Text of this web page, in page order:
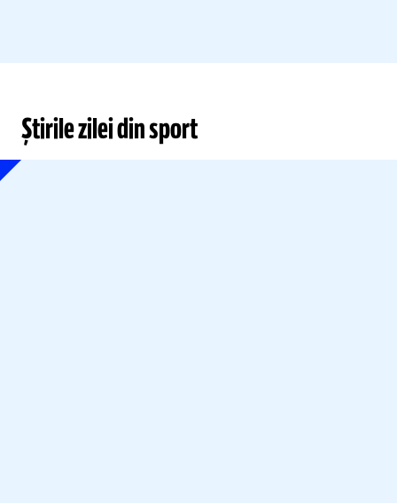
Știrile zilei din sport